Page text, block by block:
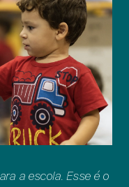
a escola. Esse é o